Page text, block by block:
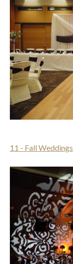
11 - Fall Weddings